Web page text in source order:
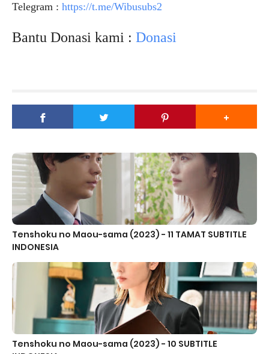
Telegram : https://t.me/Wibusubs2
Bantu Donasi kami : Donasi
Tenshoku no Maou-sama (2023) - 11 TAMAT SUBTITLE
INDONESIA
Tenshoku no Maou-sama (2023) - 10 SUBTITLE